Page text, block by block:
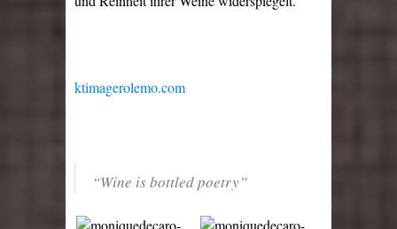
ktimagerolemo.com
“Wine is bottled poetry”